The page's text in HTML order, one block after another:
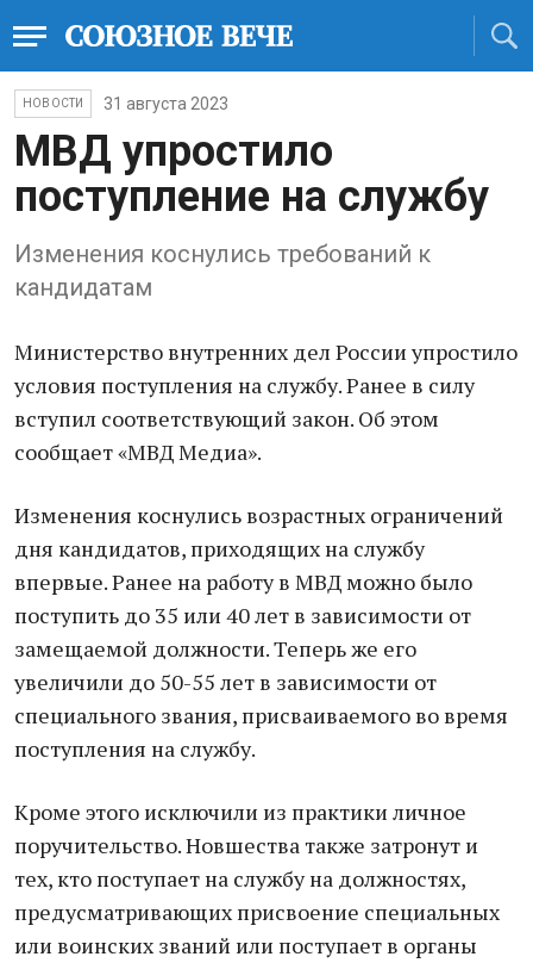
НОВОСТИ 31 августа 2023
МВД упростило
поступление на службу
Изменения коснулись требований к
кандидатам
Министерство внутренних дел России упростило
условия поступления на службу. Ранее в силу
вступил соответствующий закон. Об этом
сообщает «МВД Медиа».
Изменения коснулись возрастных ограничений
дня кандидатов, приходящих на службу
впервые. Ранее на работу в МВД можно было
поступить до 35 или 40 лет в зависимости от
замещаемой должности. Теперь же его
увеличили до 50-55 лет в зависимости от
специального звания, присваиваемого во время
поступления на службу.
Кроме этого исключили из практики личное
поручительство. Новшества также затронут и
тех, кто поступает на службу на должностях,
предусматривающих присвоение специальных
или воинских званий или поступает в органы